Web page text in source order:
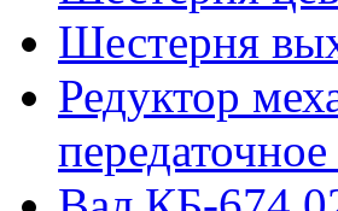
Шестерня
Редуктор